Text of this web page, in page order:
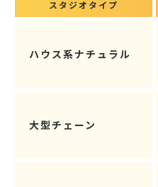
スタジオタイプ
ハウス系ナチュラル
大型チェーン